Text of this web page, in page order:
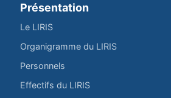
Présentation
Le LIRIS
Organigramme du LIRIS
Personnels
Effectifs du LIRIS